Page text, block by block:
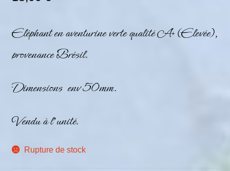
Eléphant enaventurine vertequalité A+ (Elevée),
provenance Brésil.
Dimensions env 50mm.
Vendu à l’unité.
Rupture de stock